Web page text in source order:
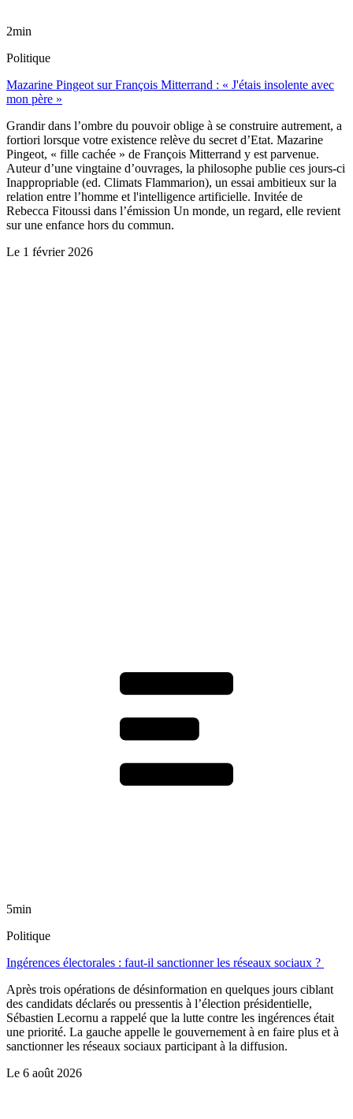
2min
Politique
Mazarine Pingeot sur François Mitterrand : « J'étais insolente avec
mon père »
Grandir dans l’ombre du pouvoir oblige à se construire autrement, a
fortiori lorsque votre existence relève du secret d’Etat. Mazarine
Pingeot, « fille cachée » de François Mitterrand y est parvenue.
Auteur d’une vingtaine d’ouvrages, la philosophe publie ces jours-ci
Inappropriable (ed. Climats Flammarion), un essai ambitieux sur la
relation entre l’homme et l'intelligence artificielle. Invitée de
Rebecca Fitoussi dans l’émission Un monde, un regard, elle revient
sur une enfance hors du commun.
Le 1 février 2026
5min
Politique
Ingérences électorales : faut-il sanctionner les réseaux sociaux ?
Après trois opérations de désinformation en quelques jours ciblant
des candidats déclarés ou pressentis à l’élection présidentielle,
Sébastien Lecornu a rappelé que la lutte contre les ingérences était
une priorité. La gauche appelle le gouvernement à en faire plus et à
sanctionner les réseaux sociaux participant à la diffusion.
Le 6 août 2026